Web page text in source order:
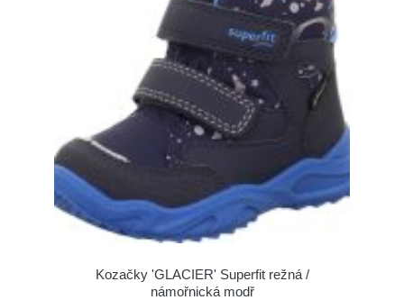
Kozačky 'GLACIER' Superfit režná /
námořnická modř